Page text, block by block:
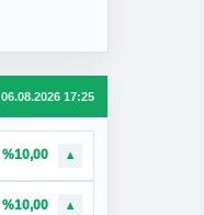
06.08.2026 17:25
%10,00 ▲
%10,00 ▲